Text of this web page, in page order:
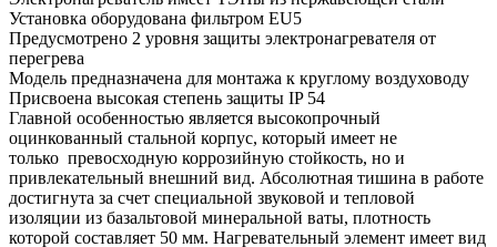
Установка оборудована фильтром EU5
Предусмотрено 2 уровня защиты электронагревателя от
перегрева
Модель предназначена для монтажа к круглому воздуховоду
Присвоена высокая степень защиты IP 54
Главной особенностью является высокопрочный
оцинкованный стальной корпус, который имеет не
только превосходную коррозийную стойкость, но и
привлекательный внешний вид. Абсолютная тишина в работе
достигнута за счет специальной звуковой и тепловой
изоляции из базальтовой минеральной ваты, плотность
которой составляет 50 мм. Нагревательный элемент имеет вид